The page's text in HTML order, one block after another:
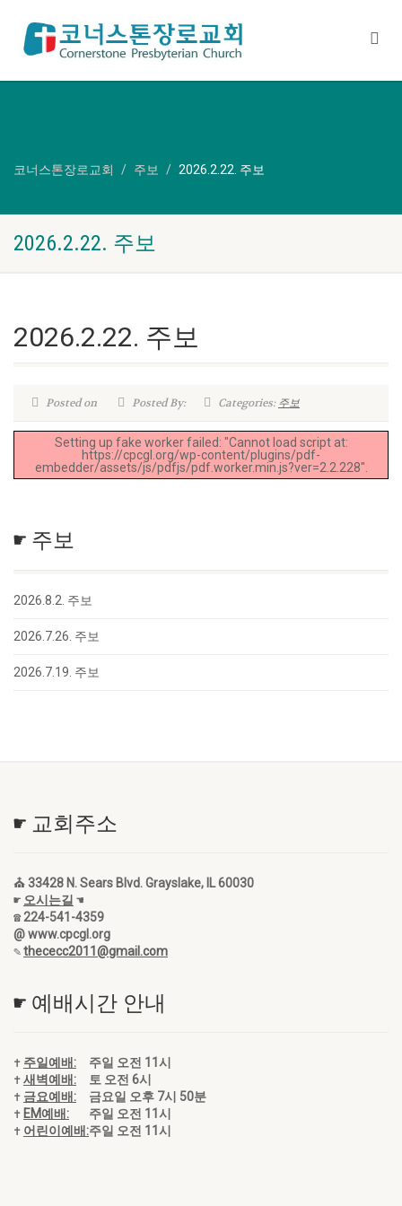
코너스톤장로교회 주보 2026.2.22. 주보
2026.2.22. 주보
2026.2.22. 주보
Posted on Posted By: Categories:주보
Setting up fake worker failed: "Cannot load script at:
https://cpcgl.org/wp-content/plugins/pdf-
embedder/assets/js/pdfjs/pdf.worker.min.js?ver=2.2.228".
☛ 주보
2026.8.2. 주보
2026.7.26. 주보
2026.7.19. 주보
☛ 교회주소
⛪ 33428 N. Sears Blvd. Grayslake, IL 60030
☛ 오시는길 ☚
☎ 224-541-4359
@ www.cpcgl.org
✎thececc2011@gmail.com
☛ 예배시간 안내
✝ 주일예배:
주일 오전 11시
✝새벽예배:
토 오전 6시
✝ 금요예배:
금요일 오후 7시 50분
✝ EM예배:
주일 오전 11시
✝ 어린이예배:주일 오전 11시